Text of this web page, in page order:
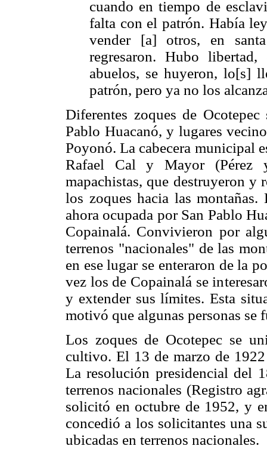
cuando en tiempo de
falta con el patrón. Había
vender [a] otros, en
regresaron. Hubo
abuelos, se huyeron, lo[s]
patrón, pero ya no los
Diferentes zoques de
Pablo Huacanó, y lugares
Poyonó. La cabecera municipal
Rafael Cal y Mayor (Pérez
mapachistas, que destruyeron y
los zoques hacia las
ahora ocupada por San Pablo
Copainalá. Convivieron por
terrenos "nacionales" de las
en ese lugar se enteraron de la
vez los de Copainalá se
y extender sus límites. Esta
motivó que algunas personas se
Los zoques de Ocotepec se
cultivo. El 13 de marzo de
La resolución presidencial del
terrenos nacionales (Registro
solicitó en octubre de 1952, y
concedió a los solicitantes una
ubicadas en terrenos nacionales.